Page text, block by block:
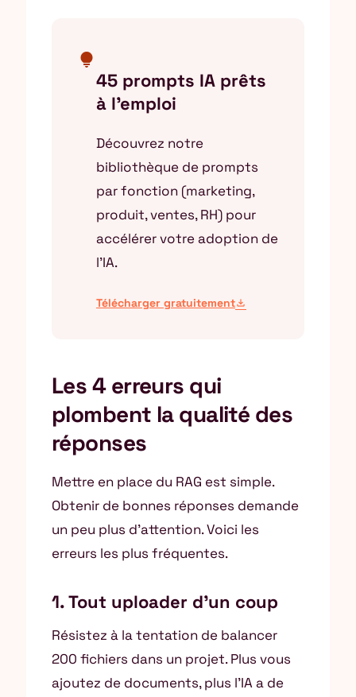
lightbulb
45 prompts IA prêts
à l'emploi
Découvrez notre
bibliothèque de prompts
par fonction (marketing,
produit, ventes, RH) pour
accélérer votre adoption de
l’IA.
Télécharger gratuitementdownload
Les 4 erreurs qui
plombent la qualité des
réponses
Mettre en place du RAG est simple.
Obtenir de bonnes réponses demande
un peu plus d’attention. Voici les
erreurs les plus fréquentes.
1. Tout uploader d’un coup
Résistez à la tentation de balancer
200 fichiers dans un projet. Plus vous
ajoutez de documents, plus l’IA a de